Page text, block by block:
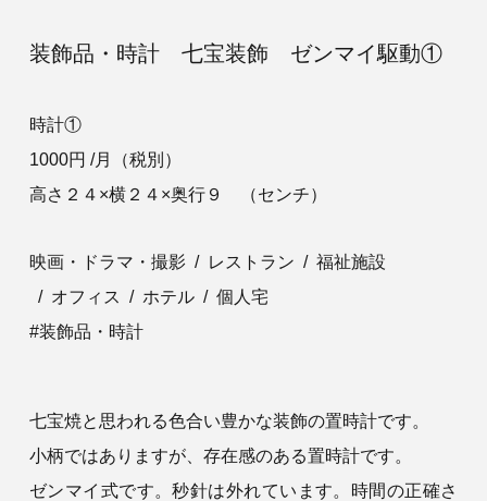
装飾品・時計 七宝装飾 ゼンマイ駆動①
時計①
1000円 /月（税別）
高さ２４×横２４×奥行９ （センチ）
映画・ドラマ・撮影 レストラン
福祉施設
オフィス
ホテル
個人宅
装飾品・時計
七宝焼と思われる色合い豊かな装飾の置時計です。
小柄ではありますが、存在感のある置時計です。
ゼンマイ式です。秒針は外れています。時間の正確さ